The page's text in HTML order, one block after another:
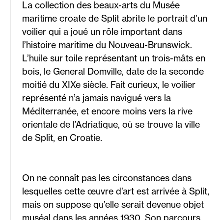
La collection des beaux-arts du Musée
maritime croate de Split abrite le portrait d’un
voilier qui a joué un rôle important dans
l’histoire maritime du Nouveau-Brunswick.
L’huile sur toile représentant un trois-mâts en
bois, le General Domville, date de la seconde
moitié du XIXe siècle. Fait curieux, le voilier
représenté n’a jamais navigué vers la
Méditerranée, et encore moins vers la rive
orientale de l’Adriatique, où se trouve la ville
de Split, en Croatie.
On ne connaît pas les circonstances dans
lesquelles cette œuvre d’art est arrivée à Split,
mais on suppose qu’elle serait devenue objet
muséal dans les années 1930. Son parcours